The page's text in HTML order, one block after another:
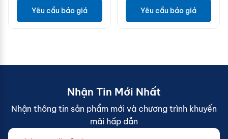
Yêu cầu báo giá Yêu cầu báo giá
Nhận Tin Mới Nhất
Nhận thông tin sản phẩm mới và chương trình khuyến
mãi hấp dẫn
Nhập email của bạn...
Website (do not fill)